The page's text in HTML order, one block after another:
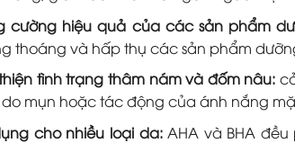
cường hiệu quả của các sản phẩm
thoáng và hấp thụ các sản phẩm
tình trạng thâm nám và đốm nâu:
mụn hoặc tác động của ánh nắng
cho nhiều loại da:AHA và BHA